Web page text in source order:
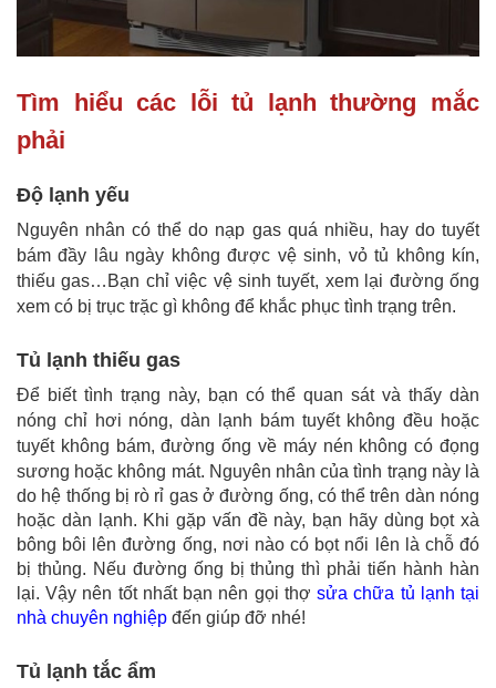
Tìm hiểu các lỗi tủ lạnh thường mắc
phải
Độ lạnh yếu
Nguyên nhân có thể do nạp gas quá nhiều, hay do tuyết
bám đầy lâu ngày không được vệ sinh, vỏ tủ không kín,
thiếu gas…Bạn chỉ việc vệ sinh tuyết, xem lại đường ống
xem có bị trục trặc gì không để khắc phục tình trạng trên.
Tủ lạnh thiếu gas
Để biết tình trạng này, bạn có thể quan sát và thấy dàn
nóng chỉ hơi nóng, dàn lạnh bám tuyết không đều hoặc
tuyết không bám, đường ống về máy nén không có đọng
sương hoặc không mát. Nguyên nhân của tình trạng này là
do hệ thống bị rò rỉ gas ở đường ống, có thể trên dàn nóng
hoặc dàn lạnh. Khi gặp vấn đề này, bạn hãy dùng bọt xà
bông bôi lên đường ống, nơi nào có bọt nổi lên là chỗ đó
bị thủng. Nếu đường ống bị thủng thì phải tiến hành hàn
lại. Vậy nên tốt nhất bạn nên gọi thợsửa chữa tủ lạnh tại
nhà chuyên nghiệp đến giúp đỡ nhé!
Tủ lạnh tắc ẩm